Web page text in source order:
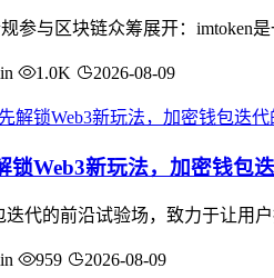
参与区块链众筹展开：
1.0K 2026-08-09
锁Web3新玩法，加密钱包
迭代的前沿试验场，致力于让用
959 2026-08-09